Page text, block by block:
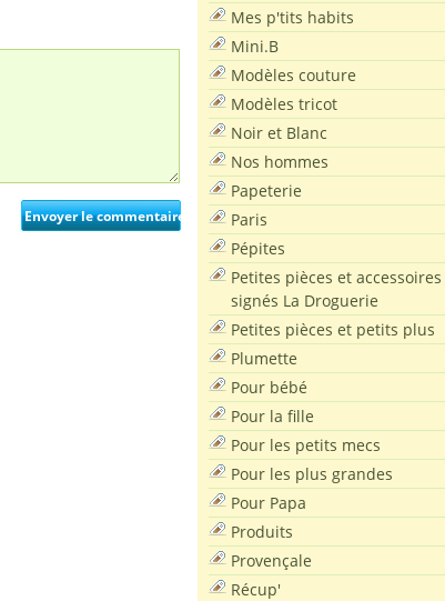
Mes p'tits habits
Mini.B
Modèles couture
Modèles tricot
Noir et Blanc
Nos hommes
Papeterie
Paris
Pépites
Petites pièces et accessoires
signés La Droguerie
Petites pièces et petits plus
Plumette
Pour bébé
Pour la fille
Pour les petits mecs
Pour les plus grandes
Pour Papa
Produits
Provençale
Récup'